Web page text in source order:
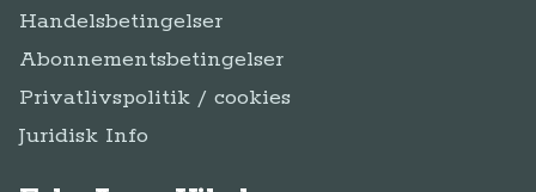
Handelsbetingelser
Abonnementsbetingelser
Privatlivspolitik / cookies
Juridisk Info